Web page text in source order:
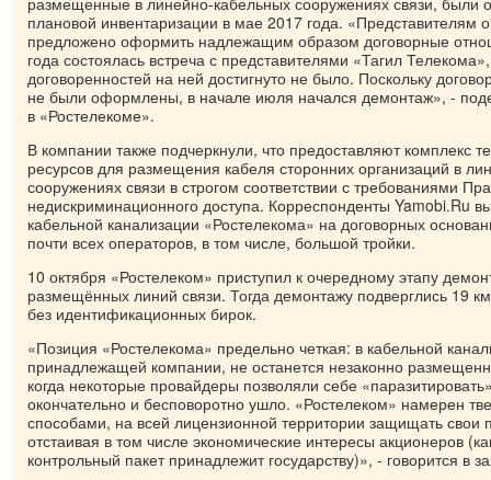
плановой инвентаризации в мае 2017 года. «Представителям
предложено оформить надлежащим образом договорные
года состоялась встреча с представителями «Тагил
договоренностей на ней достигнуто не было. Поскольку
не были оформлены, в начале июля начался демонтаж», -
в «Ростелекоме».
В компании также подчеркнули, что предоставляют комплекс
ресурсов для размещения кабеля сторонних организаций в
сооружениях связи в строгом соответствии с требованиями
недискриминационного доступа. Корреспонденты Yamobi.Ru
кабельной канализации «Ростелекома» на договорных
почти всех операторов, в том числе, большой тройки.
10 октября «Ростелеком» приступил к очередному этапу
размещённых линий связи. Тогда демонтажу подверглись 19
без идентификационных бирок.
«Позиция «Ростелекома» предельно четкая: в кабельной
принадлежащей компании, не останется незаконно
когда некоторые провайдеры позволяли себе
окончательно и бесповоротно ушло. «Ростелеком» намерен
способами, на всей лицензионной территории защищать свои
отстаивая в том числе экономические интересы акционеров
контрольный пакет принадлежит государству)», - говорится в